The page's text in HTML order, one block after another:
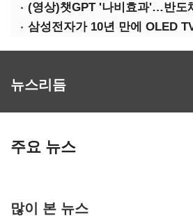
(영상)챗GPT '나비효과'…반도
삼성전자가 10년 만에 OLED
뉴스리듬
주요 뉴스
많이 본 뉴스